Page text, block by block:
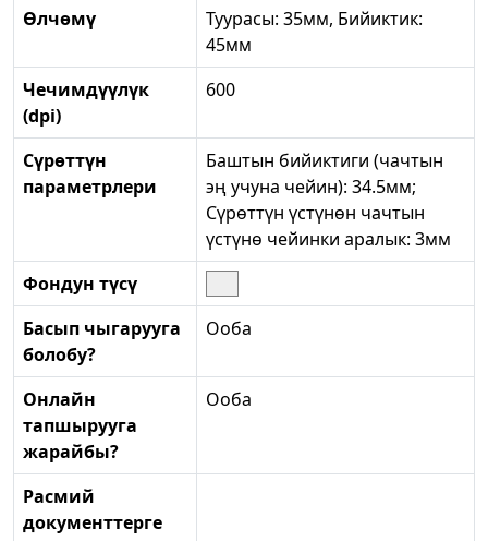
Өлчөмү
Туурасы: 35мм, Бийиктик:
45мм
Чечимдүүлүк
(dpi)
600
Сүрөттүн
параметрлери
Баштын бийиктиги (чачтын
эң учуна чейин): 34.5мм;
Сүрөттүн үстүнөн чачтын
үстүнө чейинки аралык: 3мм
Фондун түсү
Басып чыгарууга
болобу?
Ооба
Онлайн
тапшырууга
жарайбы?
Ооба
Расмий
документтерге